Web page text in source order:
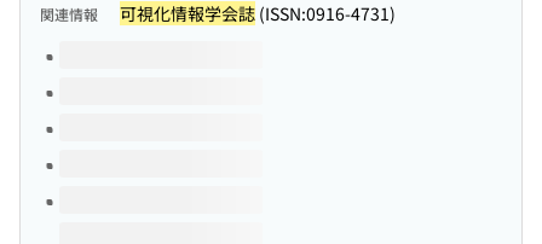
関連情報 可視化情報学会誌 (ISSN:0916-4731)
このタイトルの巻号